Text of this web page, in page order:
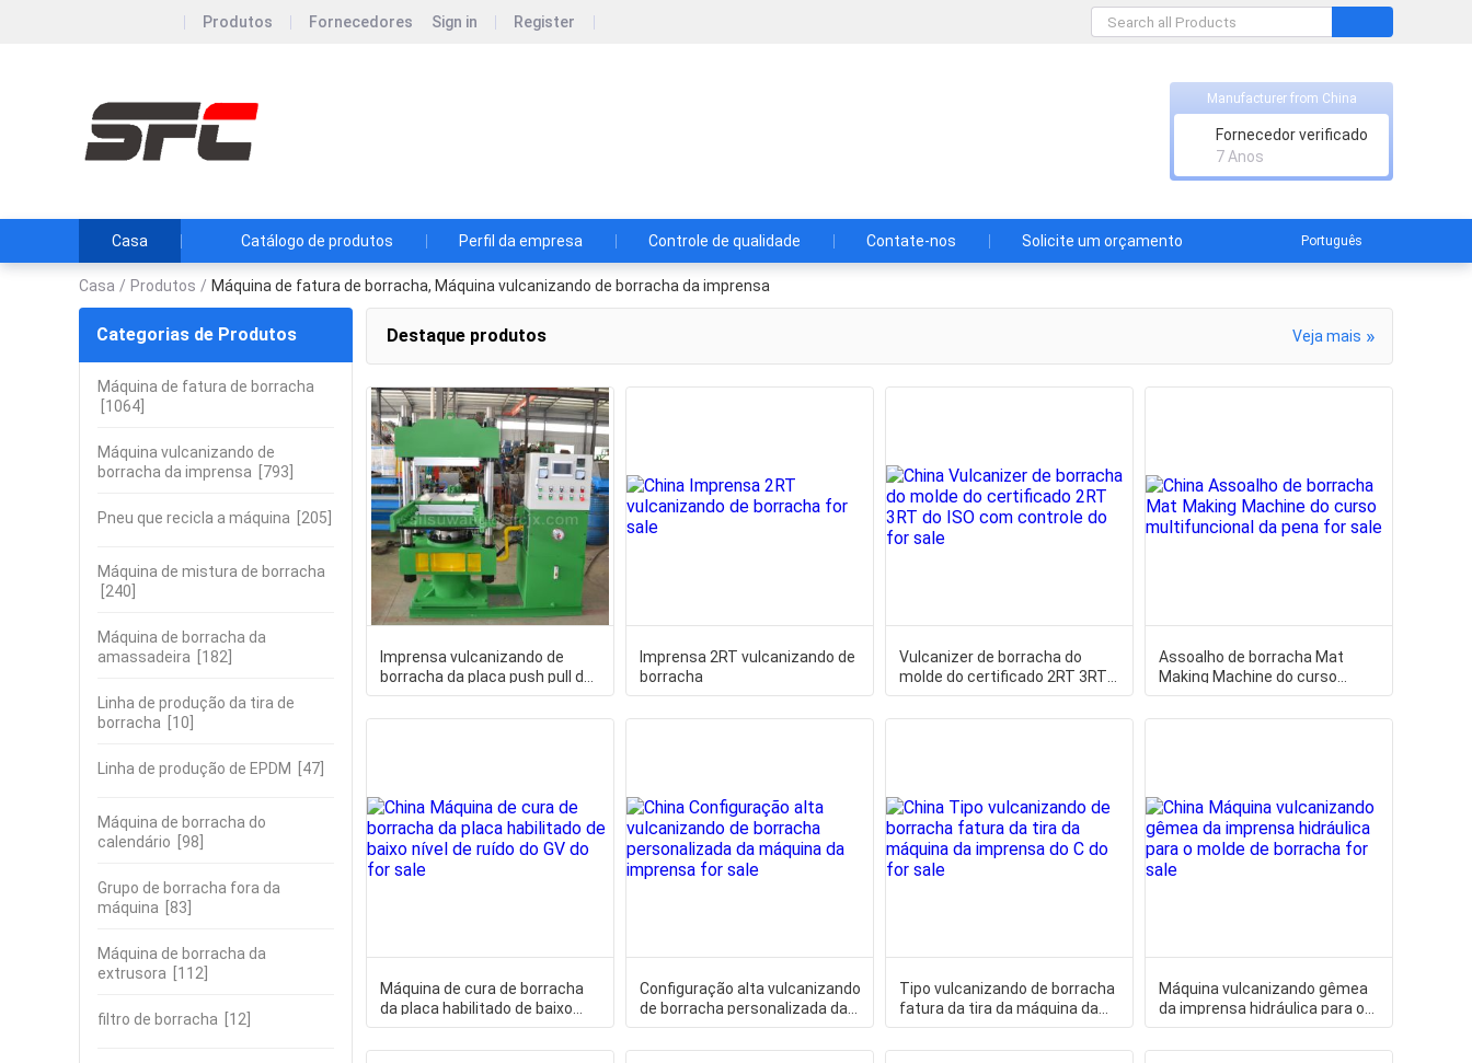
Produtos Fornecedores Sign in Register
Manufacturer from China
Fornecedor verificado
7 Anos
Casa Catálogo de produtos Perfil da empresa Controle de qualidade Contate-nos Solicite um orçamento Português
Casa / Produtos / Máquina de fatura de borracha, Máquina vulcanizando de borracha da imprensa
Categorias de Produtos
Máquina de fatura de borracha
[1064]
Máquina vulcanizando de
borracha da imprensa [793]
Pneu que recicla a máquina [205]
Máquina de mistura de borracha
[240]
Máquina de borracha da
amassadeira [182]
Linha de produção da tira de
borracha [10]
Linha de produção de EPDM [47]
Máquina de borracha do
calendário [98]
Grupo de borracha fora da
máquina [83]
Máquina de borracha da
extrusora [112]
filtro de borracha [12]
Destaque produtos Veja mais »
Imprensa vulcanizando de
borracha da placa push pull do
controle do PLC
Imprensa 2RT vulcanizando de
borracha
Vulcanizer de borracha do
molde do certificado 2RT 3RT
do ISO com controle do
Assoalho de borracha Mat
Making Machine do curso
multifuncional da pena
Máquina de cura de borracha
da placa habilitado de baixo
nível de ruído do GV do
Configuração alta vulcanizando
de borracha personalizada da
máquina da imprensa
Tipo vulcanizando de borracha
fatura da tira da máquina da
imprensa do C do
Máquina vulcanizando gêmea
da imprensa hidráulica para o
molde de borracha